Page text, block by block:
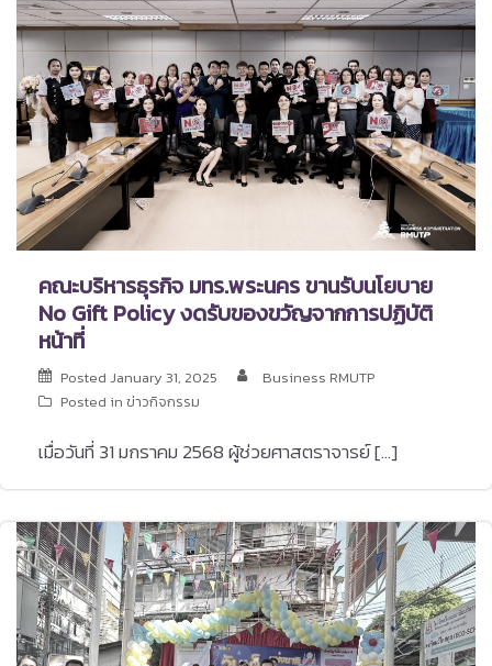
คณะบริหารธุรกิจ มทร.พระนคร ขานรับนโยบาย
No Gift Policy งดรับของขวัญจากการปฏิบัติ
หน้าที่
Posted January 31, 2025
Business RMUTP
Posted in ข่าวกิจกรรม
เมื่อวันที่ 31 มกราคม 2568 ผู้ช่วยศาสตราจารย์ […]